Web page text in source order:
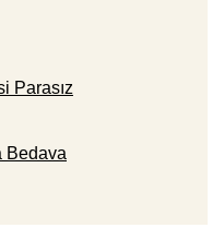
Parasız
Bedava